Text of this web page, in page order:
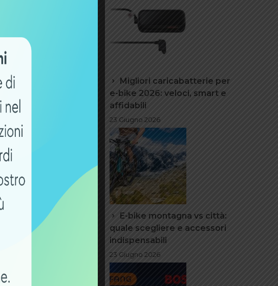
sulle sue
al gel o AGM
rende impossibile
è anche limitato
divisione
infine che
tensione
È bene
di farlo la
Migliori caricabatterie per
e-bike 2026: veloci, smart e
affidabili
23 Giugno 2026
E-bike montagna vs città:
quale scegliere e accessori
indispensabili
23 Giugno 2026